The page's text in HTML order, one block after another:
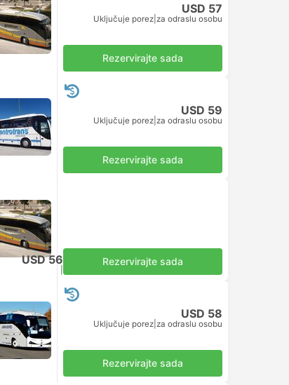
USD 57
Uključuje porez za odraslu osobu
Rezervirajte sada
USD 59
Uključuje porez za odraslu osobu
Rezervirajte sada
USD 56 Rezervirajte sada
USD 58
Uključuje porez za odraslu osobu
Rezervirajte sada